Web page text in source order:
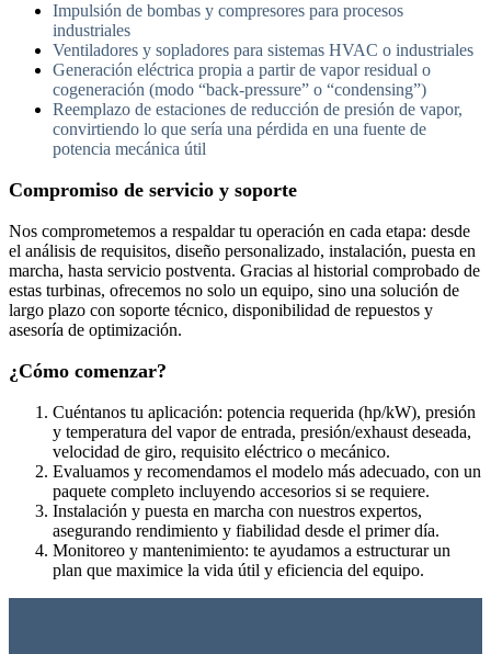
Impulsión de bombas y compresores para procesos
industriales
Ventiladores y sopladores para sistemas HVAC o industriales
Generación eléctrica propia a partir de vapor residual o
cogeneración (modo “back-pressure” o “condensing”)
Reemplazo de estaciones de reducción de presión de vapor,
convirtiendo lo que sería una pérdida en una fuente de
potencia mecánica útil
Compromiso de servicio y soporte
Nos comprometemos a respaldar tu operación en cada etapa: desde
el análisis de requisitos, diseño personalizado, instalación, puesta en
marcha, hasta servicio postventa. Gracias al historial comprobado de
estas turbinas, ofrecemos no solo un equipo, sino una solución de
largo plazo con soporte técnico, disponibilidad de repuestos y
asesoría de optimización.
¿Cómo comenzar?
Cuéntanos tu aplicación: potencia requerida (hp/kW), presión
y temperatura del vapor de entrada, presión/exhaust deseada,
velocidad de giro, requisito eléctrico o mecánico.
Evaluamos y recomendamos el modelo más adecuado, con un
paquete completo incluyendo accesorios si se requiere.
Instalación y puesta en marcha con nuestros expertos,
asegurando rendimiento y fiabilidad desde el primer día.
Monitoreo y mantenimiento: te ayudamos a estructurar un
plan que maximice la vida útil y eficiencia del equipo.